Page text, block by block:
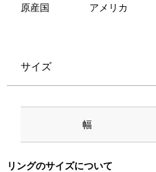
原産国 アメリカ
サイズ
幅
リングのサイズについて